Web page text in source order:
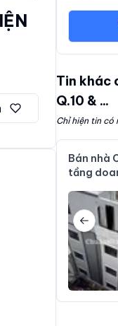
Tin khác
Q.10 & ...
Chỉ hiện tin
Bán nhà
tầng